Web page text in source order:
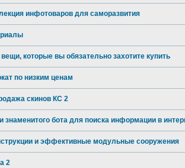
инфотоваров для саморазвития
которые вы обязательно захотите купить
по низким ценам
скинов КС 2
знаменитого бота для поиска информации в
и эффективные модульные сооружения
2